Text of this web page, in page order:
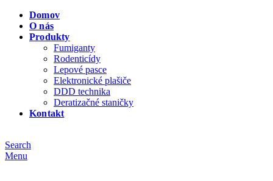
Domov
O nás
Produkty
Fumiganty
Rodenticídy
Lepové pasce
Elektronické plašiče
DDD technika
Deratizačné staničky
Kontakt
Search
Menu